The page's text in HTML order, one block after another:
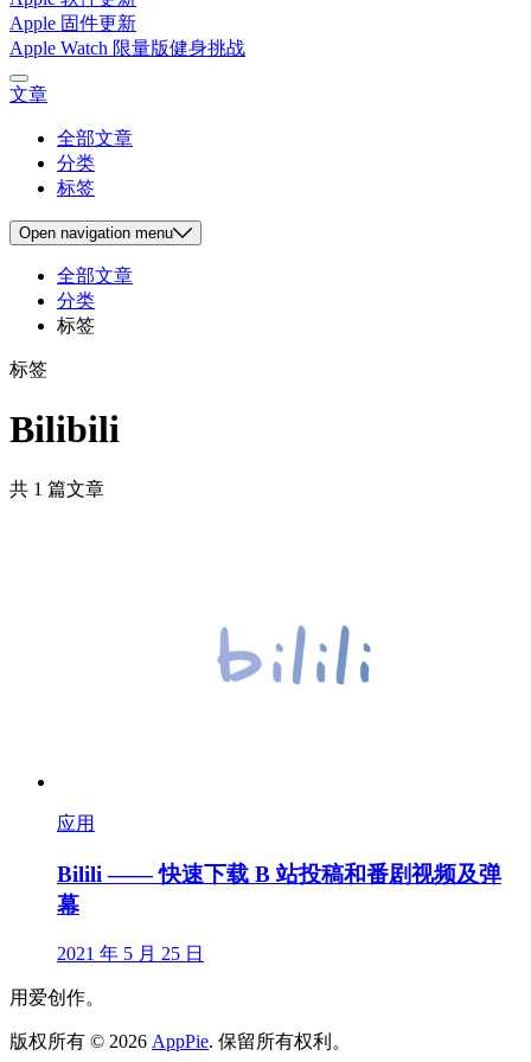
Apple 固件更新
Apple Watch 限量版健身挑战
文章
全部文章
分类
标签
Open navigation menu
全部文章
分类
标签
标签
Bilibili
共 1 篇文章
应用
Bilili —— 快速下载 B 站投稿和番剧视频及弹
幕
2021 年 5 月 25 日
用爱创作。
版权所有 © 2026 AppPie. 保留所有权利。